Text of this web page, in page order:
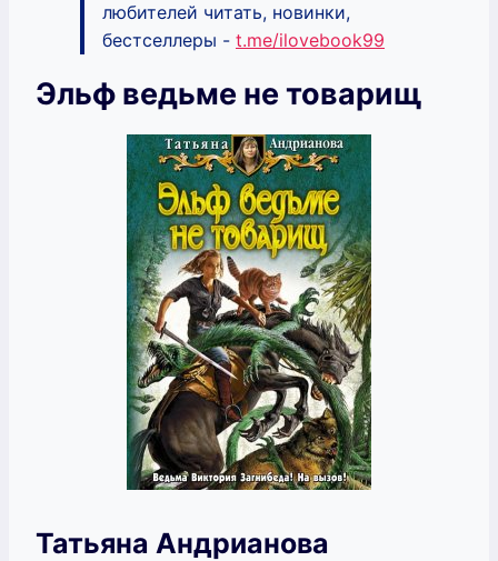
любителей читать, новинки,
бестселлеры - t.me/ilovebook99
Эльф ведьме не товарищ
Татьяна Андрианова